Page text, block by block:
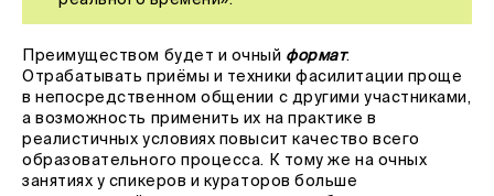
Преимуществом будет и очный формат.
Отрабатывать приёмы и техники фасилитации проще
в непосредственном общении с другими участниками,
а возможность применить их на практике в
реалистичных условиях повысит качество всего
образовательного процесса. К тому же на очных
занятиях у спикеров и кураторов больше